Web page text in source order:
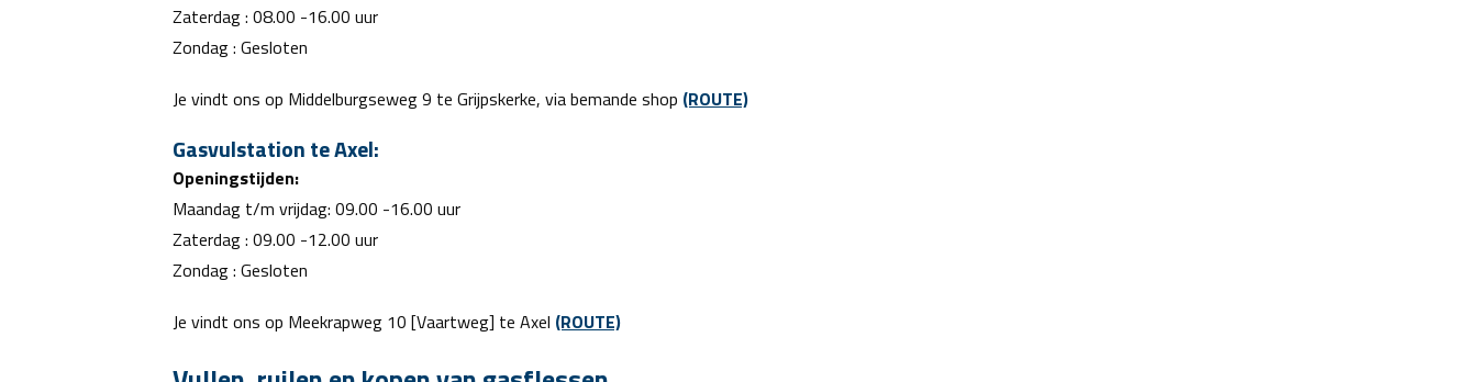
Zaterdag : 08.00 -16.00 uur
Zondag : Gesloten
Je vindt ons op Middelburgseweg 9 te Grijpskerke, via bemande shop (ROUTE)
Gasvulstation te Axel:
Openingstijden:
Maandag t/m vrijdag: 09.00 -16.00 uur
Zaterdag : 09.00 -12.00 uur
Zondag : Gesloten
Je vindt ons op Meekrapweg 10 [Vaartweg] te Axel (ROUTE)